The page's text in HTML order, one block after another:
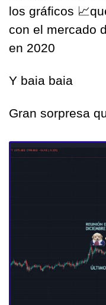
los gráficos 📈
con el mercado
en 2020
Y baia baia
Gran sorpresa